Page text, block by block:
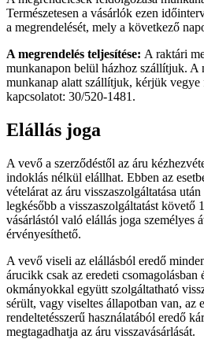
Természetesen a vásárlók ezen
a megrendelését, mely a következő
A megrendelés teljesítése: A raktári
munkanapon belül házhoz szállítjuk. A
munkanap alatt szállítjuk, kérjük
kapcsolatot: 30/520-1481.
Elállás joga
A vevő a szerződéstől az áru
indoklás nélkül elállhat. Ebben az
vételárat az áru visszaszolgáltatása
legkésőbb a visszaszolgáltatást követő
vásárlástól való elállás joga személyes
érvényesíthető.
A vevő viseli az elállásból eredő
árucikk csak az eredeti csomagolásban
okmányokkal együtt szolgáltatható
sérült, vagy viseltes állapotban van, az
rendeltetésszerű használatából eredő
megtagadhatja az áru visszavásárlását.